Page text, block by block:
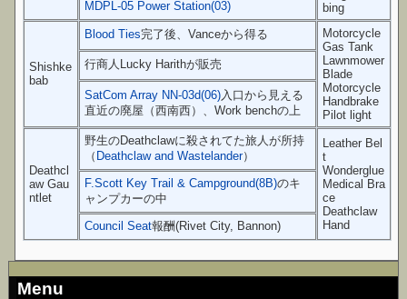
bing
MDPL-05 Power Station(03)
Shishke
bab
Blood Ties完了後、Vanceから得る
Motorcycle
Gas Tank
Lawnmower
Blade
Motorcycle
Handbrake
Pilot light
行商人Lucky Harithが販売
SatCom Array NN-03d(06)入口から見える
直近の廃屋（西南西）、Work benchの上
Deathcl
aw Gau
ntlet
野生のDeathclawに殺されてた旅人が所持
（ Deathclaw and Wastelander）
Leather Bel
t
Wonderglue
Medical Bra
ce
Deathclaw
Hand
F.Scott Key Trail & Campground(8B)のキ
ャンプカーの中
Council Seat報酬(Rivet City, Bannon)
Menu